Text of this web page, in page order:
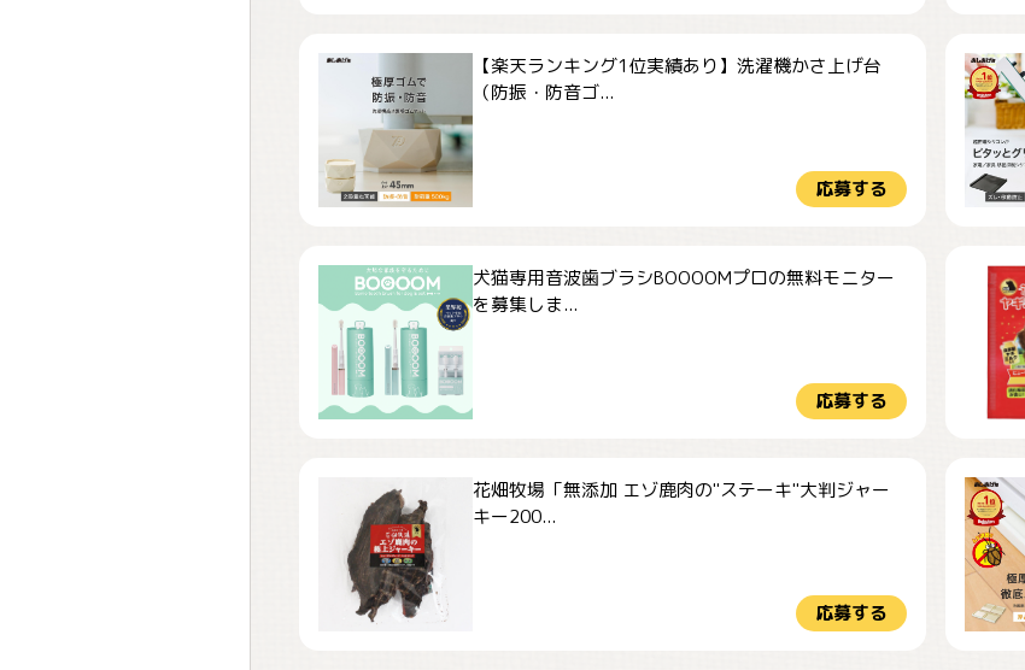
【楽天ランキング1位実績あり】洗濯機かさ上げ台
（防振・防音ゴ...
応募する
犬猫専用音波歯ブラシBOOOOMプロの無料モニター
を募集しま...
応募する
花畑牧場「無添加 エゾ鹿肉の"ステーキ"大判ジャー
キー200...
応募する